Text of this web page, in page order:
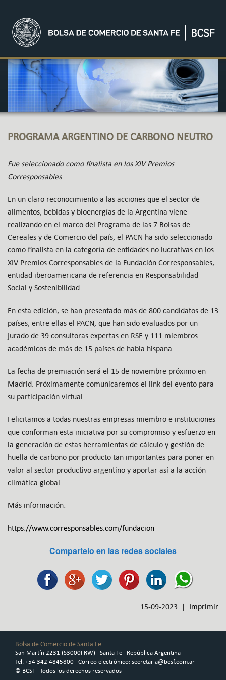
PROGRAMA ARGENTINO DE CARBONO NEUTRO
Fue seleccionado como finalista en los XIV Premios
Corresponsables
En un claro reconocimiento a las acciones que el sector de
alimentos, bebidas y bioenergías de la Argentina viene
realizando en el marco del Programa de las 7 Bolsas de
Cereales y de Comercio del país, el PACN ha sido seleccionado
como finalista en la categoría de entidades no lucrativas en los
XIV Premios Corresponsables de la Fundación Corresponsables,
entidad iberoamericana de referencia en Responsabilidad
Social y Sostenibilidad.
En esta edición, se han presentado más de 800 candidatos de 13
países, entre ellas el PACN, que han sido evaluados por un
jurado de 39 consultoras expertas en RSE y 111 miembros
académicos de más de 15 países de habla hispana.
La fecha de premiación será el 15 de noviembre próximo en
Madrid. Próximamente comunicaremos el link del evento para
su participación virtual.
Felicitamos a todas nuestras empresas miembro e instituciones
que conforman esta iniciativa por su compromiso y esfuerzo en
la generación de estas herramientas de cálculo y gestión de
huella de carbono por producto tan importantes para poner en
valor al sector productivo argentino y aportar así a la acción
climática global.
Más información:
https://www.corresponsables.com/fundacion
Compartelo en las redes sociales
15-09-2023 | Imprimir
Bolsa de Comercio de Santa Fe
San Martín 2231 (S3000FRW) · Santa Fe · República Argentina
Tel. +54 342 4845800 · Correo electrónico: secretaria@bcsf.com.ar
© BCSF · Todos los derechos reservados